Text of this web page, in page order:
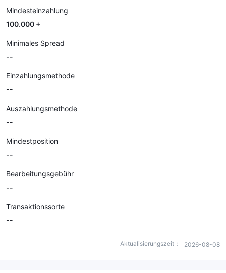
Mindesteinzahlung
100.000 +
Minimales Spread
--
Einzahlungsmethode
--
Auszahlungsmethode
--
Mindestposition
--
Bearbeitungsgebühr
--
Transaktionssorte
--
Aktualisierungszeit： 2026-08-08